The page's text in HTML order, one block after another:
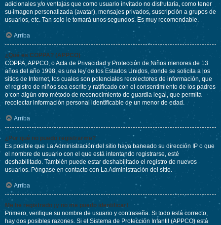
adicionales y/o ventajas que como usuario invitado no disfrutaría, como tener
su imagen personalizada (avatar), mensajes privados, suscripción a grupos de
usuarios, etc. Tan solo le tomará unos segundos. Es muy recomendable.
Arriba
¿Qué es COPPA? (APPCO)
COPPA, APPCO, o Acta de Privacidad y Protección de Niños menores de 13
años del año 1998, es una ley de los Estados Unidos, donde se solicita a los
sitios de Internet, los cuales son potenciales recolectores de información, que
el registro de niños sea escrito y ratificado con el consentimiento de los padres
o con algún otro método de reconocimiento de guardia legal, que permita
recolectar información personal identificable de un menor de edad.
Arriba
¿Por qué no puedo registrarme?
Es posible que La Administración del sitio haya baneado su dirección IP o que
el nombre de usuario con el que está intentando registrarse, esté
deshabilitado. También puede estar deshabilitado el registro de nuevos
usuarios. Póngase en contacto con La Administración del sitio.
Arriba
Me he registrado ¡y no me puedo identificar!
Primero, verifique su nombre de usuario y contraseña. Si todo está correcto,
hay dos posibles razones. Si el Sistema de Protección Infantil (APPCO) está